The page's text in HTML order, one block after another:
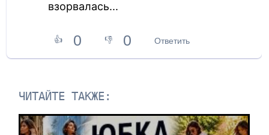
взорвалась...
👍 0 👎 0 Ответить
ЧИТАЙТЕ ТАКЖЕ: